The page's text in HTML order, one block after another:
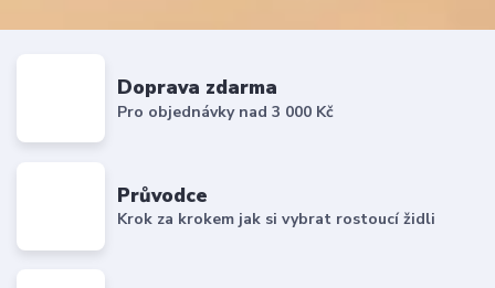
Doprava zdarma
Pro objednávky nad 3 000 Kč
Průvodce
Krok za krokem jak si vybrat rostoucí židli